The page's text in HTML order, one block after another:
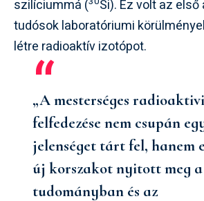
szilíciummá (
Si). Ez volt az
tudósok laboratóriumi
létre radioaktív izotópot.
„A mesterséges
felfedezése nem csupán
jelenséget tárt fel, hanem
új korszakot nyitott meg a
tudományban és az